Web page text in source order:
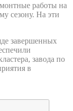
работы на
сезону. На эти
завершенных
завода по
в